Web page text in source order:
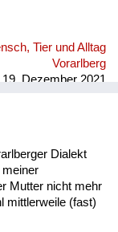
Tier und Alltag
Vorarlberg
19. Dezember 2021
Dialekt
Mutter nicht mehr
mittlerweile (fast)